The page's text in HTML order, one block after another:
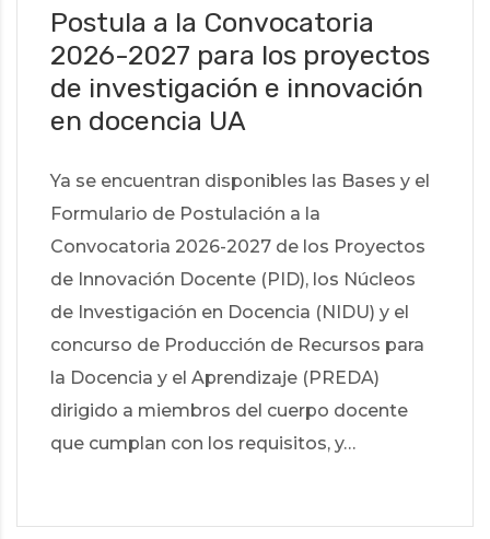
Postula a la Convocatoria
2026-2027 para los proyectos
de investigación e innovación
en docencia UA
Ya se encuentran disponibles las Bases y el
Formulario de Postulación a la
Convocatoria 2026-2027 de los Proyectos
de Innovación Docente (PID), los Núcleos
de Investigación en Docencia (NIDU) y el
concurso de Producción de Recursos para
la Docencia y el Aprendizaje (PREDA)
dirigido a miembros del cuerpo docente
que cumplan con los requisitos, y…